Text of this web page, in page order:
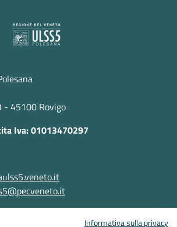
- 45100 Rovigo
Iva: 01013470297
Informativa sulla privacy